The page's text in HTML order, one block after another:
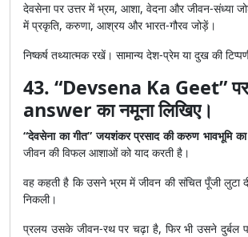
देवसेना पर उत्तर में भ्रम, आशा, वेदना और जीवन-संध्या
में प्रकृति, करुणा, आश्रय और भारत-गौरव जोड़ें।
निष्कर्ष तथ्यात्मक रखें। सामान्य देश-प्रेम या दुख की
43. “Devsena Ka Geet”
answer का नमूना लिखिए।
“देवसेना का गीत” जयशंकर प्रसाद की करुण भावभूमि
जीवन की विफल आशाओं को याद करती है।
वह कहती है कि उसने भ्रम में जीवन की संचित पूँजी लुटा
निकली।
प्रलय उसके जीवन-रथ पर चढ़ा है, फिर भी उसने दुर्बल